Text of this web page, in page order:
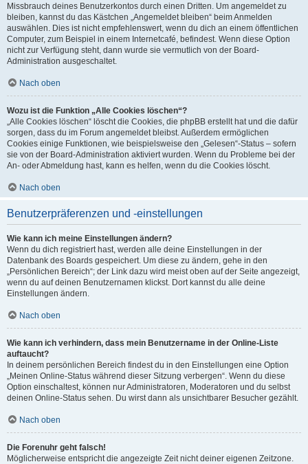
Missbrauch deines Benutzerkontos durch einen Dritten. Um angemeldet zu
bleiben, kannst du das Kästchen „Angemeldet bleiben“ beim Anmelden
auswählen. Dies ist nicht empfehlenswert, wenn du dich an einem öffentlichen
Computer, zum Beispiel in einem Internetcafé, befindest. Wenn diese Option
nicht zur Verfügung steht, dann wurde sie vermutlich von der Board-
Administration ausgeschaltet.
Nach oben
Wozu ist die Funktion „Alle Cookies löschen“?
„Alle Cookies löschen“ löscht die Cookies, die phpBB erstellt hat und die dafür
sorgen, dass du im Forum angemeldet bleibst. Außerdem ermöglichen
Cookies einige Funktionen, wie beispielsweise den „Gelesen“-Status – sofern
sie von der Board-Administration aktiviert wurden. Wenn du Probleme bei der
An- oder Abmeldung hast, kann es helfen, wenn du die Cookies löscht.
Nach oben
Benutzerpräferenzen und -einstellungen
Wie kann ich meine Einstellungen ändern?
Wenn du dich registriert hast, werden alle deine Einstellungen in der
Datenbank des Boards gespeichert. Um diese zu ändern, gehe in den
„Persönlichen Bereich“; der Link dazu wird meist oben auf der Seite angezeigt,
wenn du auf deinen Benutzernamen klickst. Dort kannst du alle deine
Einstellungen ändern.
Nach oben
Wie kann ich verhindern, dass mein Benutzername in der Online-Liste
auftaucht?
In deinem persönlichen Bereich findest du in den Einstellungen eine Option
„Meinen Online-Status während dieser Sitzung verbergen“. Wenn du diese
Option einschaltest, können nur Administratoren, Moderatoren und du selbst
deinen Online-Status sehen. Du wirst dann als unsichtbarer Besucher gezählt.
Nach oben
Die Forenuhr geht falsch!
Möglicherweise entspricht die angezeigte Zeit nicht deiner eigenen Zeitzone.